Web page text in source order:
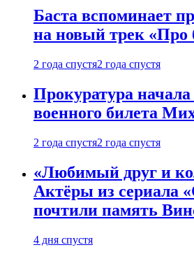
Баста вспоминает
на новый трек «Про
2 года спустя2 года спустя
Прокуратура
военного билета
2 года спустя2 года спустя
«Любимый друг и
Актёры из сериала
почтили память
4 дня спустя